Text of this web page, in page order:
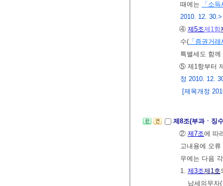
때에는
「소
2010. 12. 30.>
④ 제5조제1항
수( 「증권거
특별세도 함
⑤ 제1항부터
정 2010. 12.
[제목개정
제8조(부과ㆍ징
② 제7조에 따
고내용에 오
우에는 다음
1. 제3조제1호
납세의무자(